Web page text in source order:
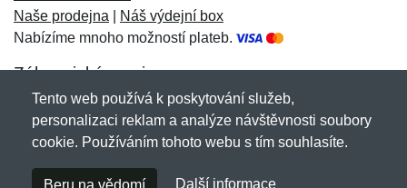
Naše prodejna
Náš výdejní box
Nabízíme mnoho možností plateb.
Zákaznický servis
Novinky emailem
Copyright © 2007-2026 (19 let s vámi)Netnakup.cz
Tento web používá k poskytování služeb,
personalizaci reklam a analýze návštěvnosti soubory
cookie. Používáním tohoto webu s tím souhlasíte.
Beru na vědomí Další informace